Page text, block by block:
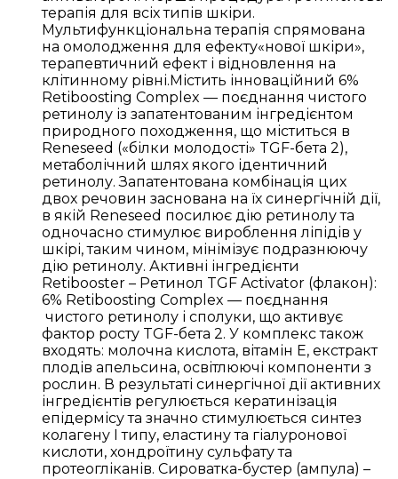
терапія для всіх типів шкіри.
Мультифункціональна терапія спрямована
на омолодження для ефекту«нової шкіри»,
терапевтичний ефект і відновлення на
клітинному рівні.Містить інноваційний 6%
Retiboosting Complex — поєднання чистого
ретинолу із запатентованим інгредієнтом
природного походження, що міститься в
Reneseed («білки молодості» TGF-бета 2),
метаболічний шлях якого ідентичний
ретинолу. Запатентована комбінація цих
двох речовин заснована на їх синергічній дії,
в якій Reneseed посилює дію ретинолу та
одночасно стимулює вироблення ліпідів у
шкірі, таким чином, мінімізує подразнюючу
дію ретинолу. Активні інгредієнти
Retibooster – Ретинол TGF Activator (флакон):
6% Retiboosting Complex — поєднання
чистого ретинолу і сполуки, що активує
фактор росту TGF-бета 2. У комплекс також
входять: молочна кислота, вітамін Е, екстракт
плодів апельсина, освітлюючі компоненти з
рослин. В результаті синергічної дії активних
інгредієнтів регулюється кератинізація
епідермісу та значно стимулюється синтез
колагену І типу, еластину та гіалуронової
кислоти, хондроїтину сульфату та
протеогліканів. Сироватка-бустер (ампула) –